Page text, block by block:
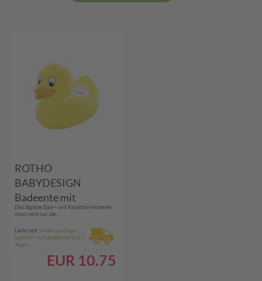
ROTHO
BABYDESIGN
Badeente mit
digitalem
Thermometer
Das digitale Bad— und Raumthermometer
misst nicht nur die...
Lieferzeit: Im Versandlager
lagernd - versandbereit in 5-7
Tagen
EUR 10.75